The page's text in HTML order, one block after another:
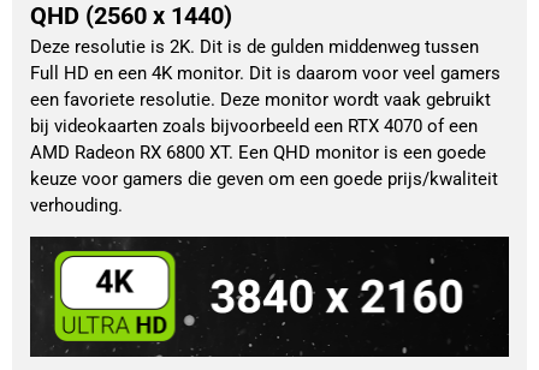
QHD (2560 x 1440)
Deze resolutie is 2K. Dit is de gulden middenweg tussen
Full HD en een 4K monitor. Dit is daarom voor veel gamers
een favoriete resolutie. Deze monitor wordt vaak gebruikt
bij videokaarten zoals bijvoorbeeld een RTX 4070 of een
AMD Radeon RX 6800 XT. Een QHD monitor is een goede
keuze voor gamers die geven om een goede prijs/kwaliteit
verhouding.